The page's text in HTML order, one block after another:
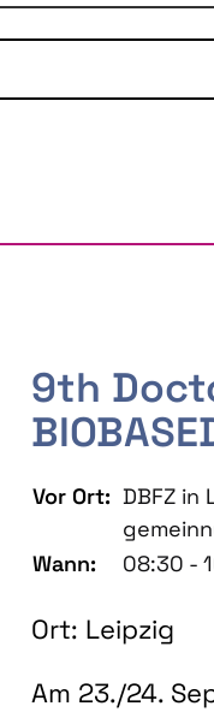
9th
Vor Ort: DBFZ in
Wann:
08:30 -
Ort: Leipzig
Am 23./24.